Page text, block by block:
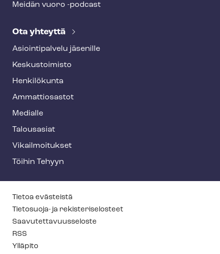
Meidän vuoro -podcast
Ota yhteyttä
Asioin­ti­pal­ve­lu jäsenille
Keskustoimisto
Henkilökunta
Ammattiosastot
Medialle
Talousasiat
Vi­kail­moi­tuk­set
Töihin Tehyyn
T
e
h
y
Tietoa evästeistä
Tietosuoja- ja re­kis­te­ri­se­los­teet
Saa­vu­tet­ta­vuus­se­los­te
RSS
Ylläpito